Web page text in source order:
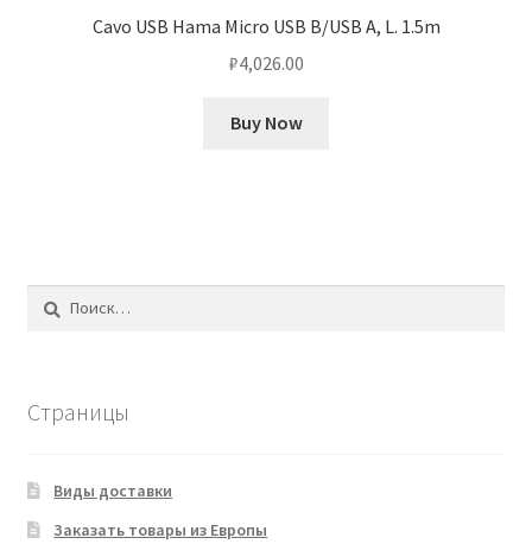
Cavo USB Hama Micro USB B/USB A, L. 1.5m
₽4,026.00
Buy Now
Найти:
Страницы
Виды доставки
Заказать товары из Европы